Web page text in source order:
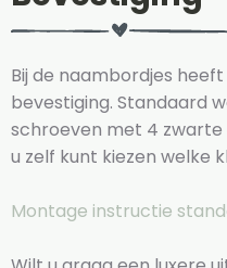
Bij de naambordjes
bevestiging. Standaard
schroeven met 4
u zelf kunt kiezen welke
Montage instructie